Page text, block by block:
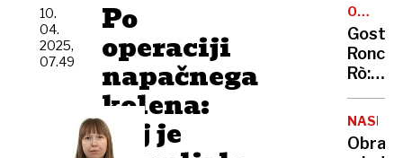
Po
operaciji
napačnega
kolena:
Kaj je
10.
04.
2025,
07.49
je
z
v
solzah
OCENA
Ronchi
Rò:
hiša
med
NASILJE